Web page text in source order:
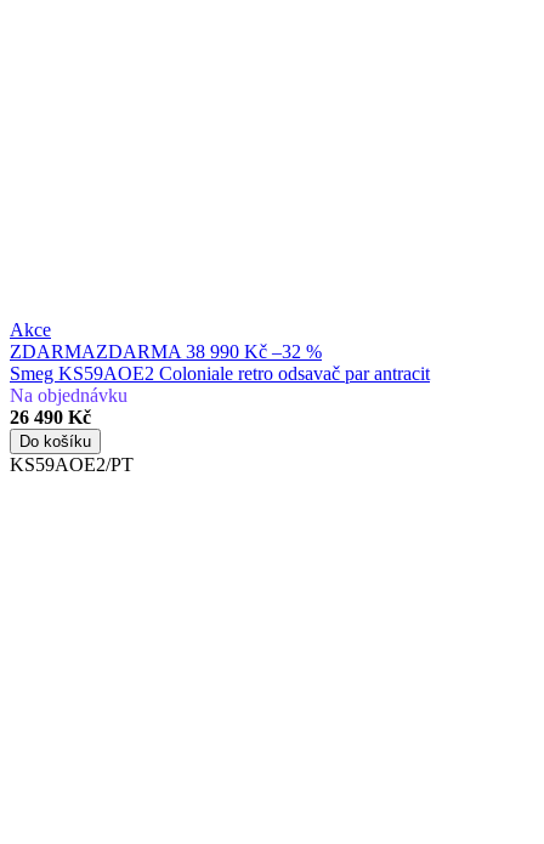
Akce
ZDARMAZDARMA 38 990 Kč –32 %
Smeg KS59AOE2 Coloniale retro odsavač par antracit
Na objednávku
26 490 Kč
Do košíku
KS59AOE2/PT